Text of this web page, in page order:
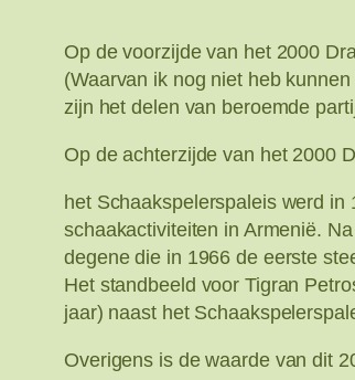
Op de voorzijde van het 2000
(Waarvan ik nog niet heb
zijn het delen van beroemde
Op de achterzijde van het 2000
het Schaakspelerspaleis werd
schaakactiviteiten in Armenië.
degene die in 1966 de eerste
Het standbeeld voor Tigran
jaar) naast het
Overigens is de waarde van dit